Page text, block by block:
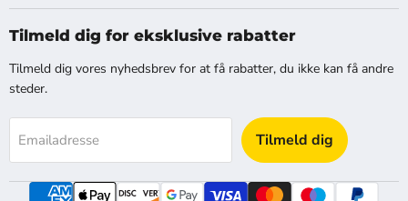
på
[email]
på
Facebook
på
Instagram
på
Pinterest
på
X
Tilmeld dig for eksklusive rabatter
Tilmeld dig vores nyhedsbrev for at få rabatter, du ikke kan få andre
steder.
Emailadresse Tilmeld dig